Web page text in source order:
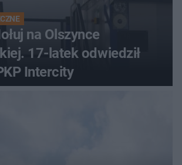
na Olszynce
17-latek odwiedził
Intercity